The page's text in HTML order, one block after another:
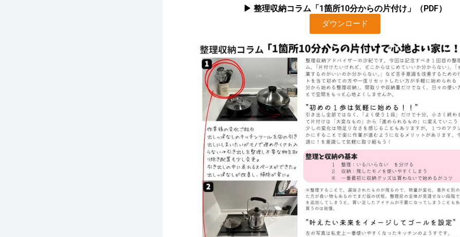
▶︎ 整理収納コラム「1箇所10分からの片付け」（PDF）
ダウンロード